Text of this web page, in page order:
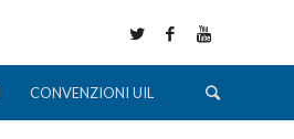
CONVENZIONI UIL